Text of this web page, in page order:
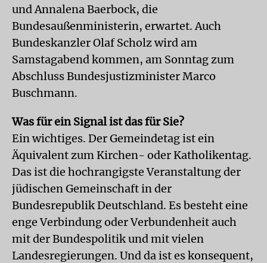
und Annalena Baerbock, die
Bundesaußenministerin, erwartet. Auch
Bundeskanzler Olaf Scholz wird am
Samstagabend kommen, am Sonntag zum
Abschluss Bundesjustizminister Marco
Buschmann.
Was für ein Signal ist das für Sie?
Ein wichtiges. Der Gemeindetag ist ein
Äquivalent zum Kirchen- oder Katholikentag.
Das ist die hochrangigste Veranstaltung der
jüdischen Gemeinschaft in der
Bundesrepublik Deutschland. Es besteht eine
enge Verbindung oder Verbundenheit auch
mit der Bundespolitik und mit vielen
Landesregierungen. Und da ist es konsequent,